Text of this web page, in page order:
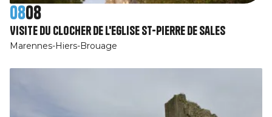
0808
Visite du clocher de l'Eglise St-Pierre de Sales
Marennes-Hiers-Brouage